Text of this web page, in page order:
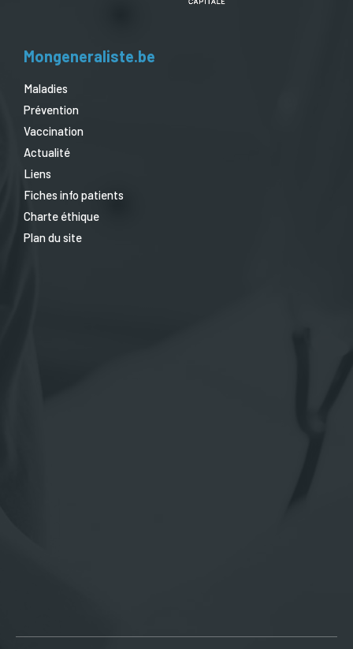
Mongeneraliste.be
Maladies
Prévention
Vaccination
Actualité
Liens
Fiches info patients
Charte éthique
Plan du site